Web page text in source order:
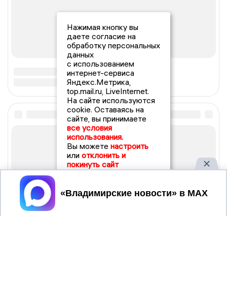
Нажимая кнопку вы
даете согласие на
обработку персональных
данных
с использованием
интернет-сервиса
Яндекс.Метрика,
top.mail.ru, LiveInternet.
На сайте используются
cookie. Оставаясь на
сайте, вы принимаете
все условия
использования.
Вы можете настроить
или отклонить и
покинуть сайт
Принять